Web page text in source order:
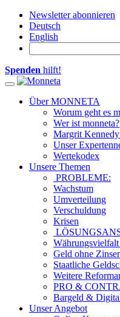
Newsletter abonnieren
Deutsch
English
Spenden hilft!
Toggle navigation
Über MONNETA
Worum geht es
Wer ist monneta?
Margrit
Unser
Wertekodex
Unsere Themen
PROBLEME:
Wachstum
Umverteilung
Verschuldung
Krisen
Geld ohne
Staatliche
Weitere
PRO &
Bargeld &
Unser Angebot